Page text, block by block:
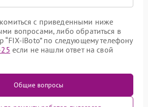
с приведенными ниже
вопросами, либо обратиться в
“FIX-iBoto” по следующему телефону
если не нашли ответ на свой
Общие вопросы